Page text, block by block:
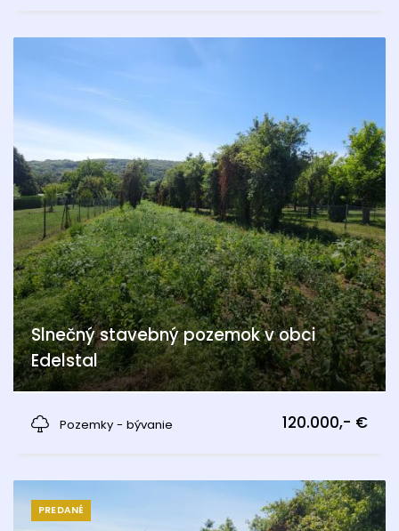
Slnečný stavebný pozemok v obci
Edelstal
Pozemky - bývanie
120.000,- €
PREDANÉ